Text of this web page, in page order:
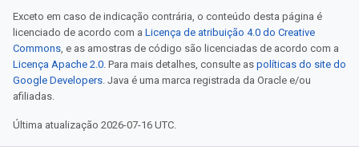
Exceto em caso de indicação contrária, o conteúdo desta página é
licenciado de acordo com a Licença de atribuição 4.0 do Creative
Commons, e as amostras de código são licenciadas de acordo com a
Licença Apache 2.0. Para mais detalhes, consulte as políticas do site do
Google Developers. Java é uma marca registrada da Oracle e/ou
afiliadas.
Última atualização 2026-07-16 UTC.